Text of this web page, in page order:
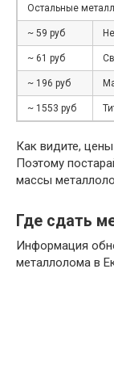
Остальные
~ 59 руб
~ 61 руб
~ 196 руб
~ 1553 руб
Как видите,
Поэтому
массы
Где сдать
Информация
металлолома в